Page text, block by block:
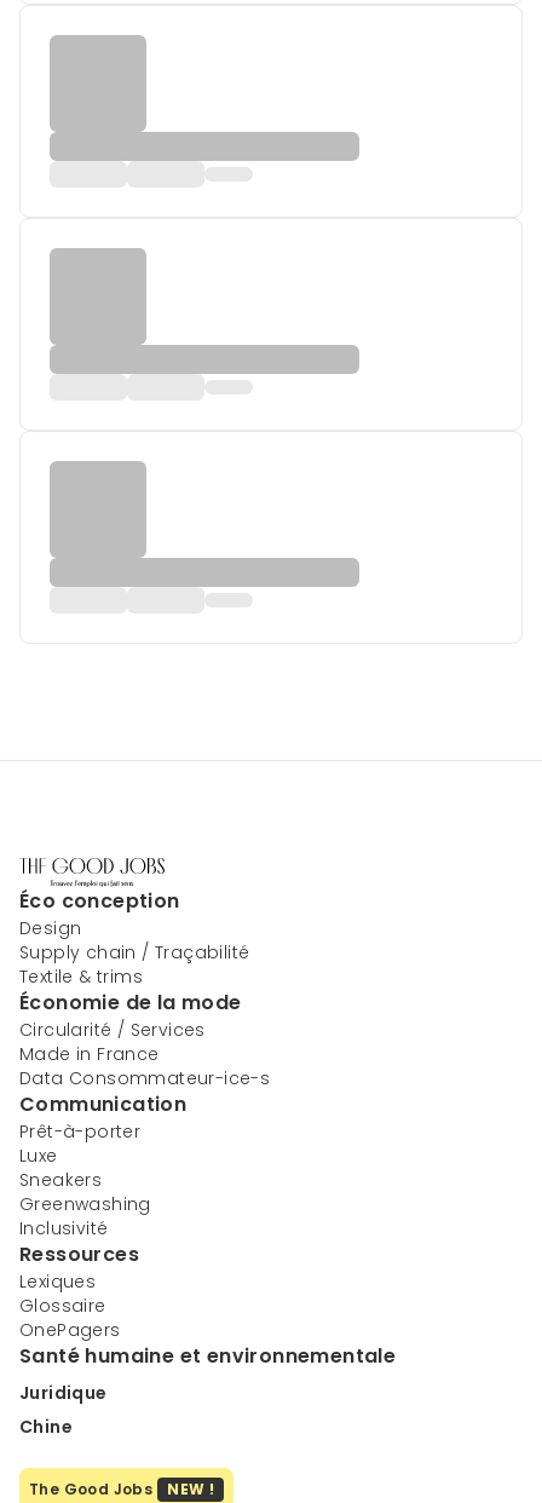
Éco conception
Design
Supply chain / Traçabilité
Textile & trims
Économie de la mode
Circularité / Services
Made in France
Data Consommateur-ice-s
Communication
Prêt-à-porter
Luxe
Sneakers
Greenwashing
Inclusivité
Ressources
Lexiques
Glossaire
OnePagers
Santé humaine et environnementale
Juridique
Chine
The Good Jobs NEW !